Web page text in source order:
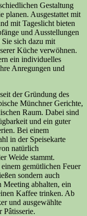
Gestaltung
planen. Ausgestattet mit
mit Tageslicht bieten
und Ausstellungen
sich dazu mit
Küche verwöhnen.
ein individuelles
Anregungen und
der Gründung des
Münchner Gerichte,
Raum. Dabei sind
und ein guter
Bei einem
in der Speisekarte
natürlich
Weide stammt.
gemütlichen Feuer
sondern auch
Meeting abhalten, ein
Kaffee trinken. Ab
und ausgewählte
Pâtisserie.